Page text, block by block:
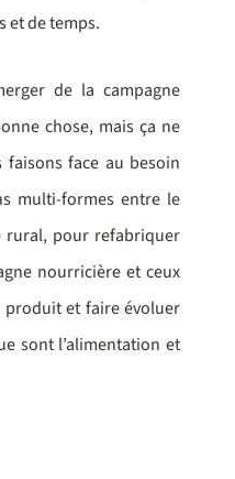
et de temps.
de la campagne
chose, mais ça ne
faisons face au besoin
multi-formes entre le
rural, pour refabriquer
nourricière et ceux
produit et faire évoluer
sont l’alimentation et